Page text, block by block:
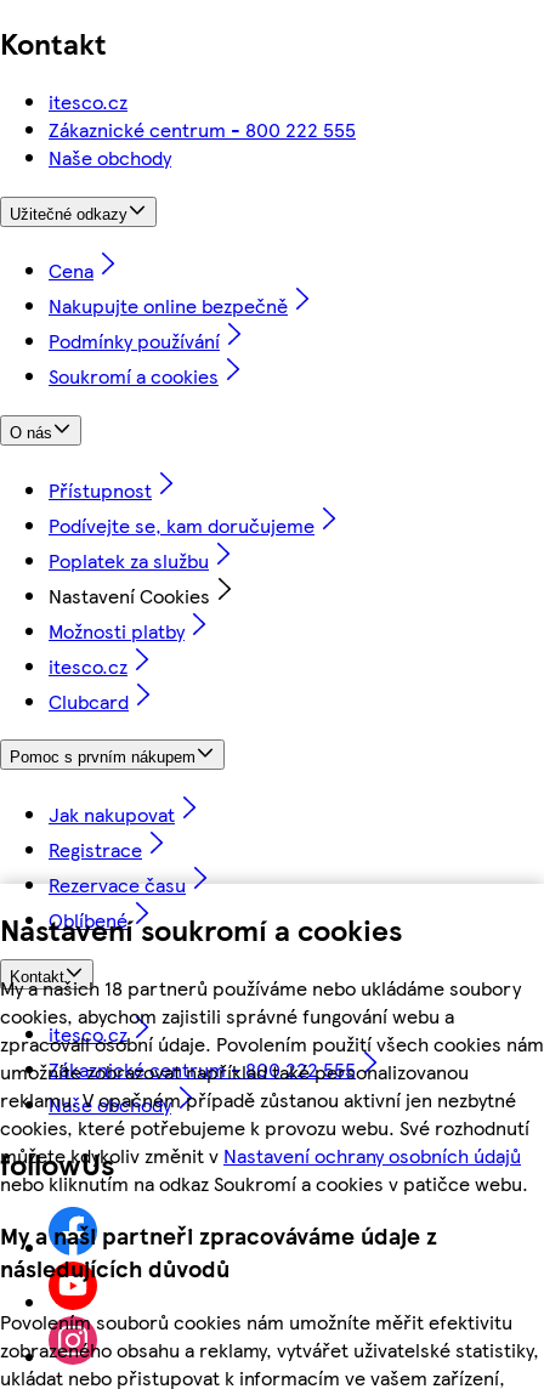
Nastavení soukromí a cookies
My a našich 18 partnerů používáme nebo ukládáme soubory
cookies, abychom zajistili správné fungování webu a
zpracovali osobní údaje. Povolením použití všech cookies nám
umožníte zobrazovat například také personalizovanou
reklamu. V opačném případě zůstanou aktivní jen nezbytné
cookies, které potřebujeme k provozu webu. Své rozhodnutí
můžete kdykoliv změnit v Nastavení ochrany osobních údajů
nebo kliknutím na odkaz Soukromí a cookies v patičce webu.
My a naši partneři zpracováváme údaje z
následujících důvodů
Povolením souborů cookies nám umožníte měřit efektivitu
zobrazeného obsahu a reklamy, vytvářet uživatelské statistiky,
ukládat nebo přistupovat k informacím ve vašem zařízení,
Kontakt
itesco.cz
Zákaznické centrum - 800 222 555
Naše obchody
Užitečné odkazy
Cena
Nakupujte online bezpečně
Podmínky používání
Soukromí a cookies
O nás
Přístupnost
Podívejte se, kam doručujeme
Poplatek za službu
Nastavení Cookies
Možnosti platby
itesco.cz
Clubcard
Pomoc s prvním nákupem
Jak nakupovat
Registrace
Rezervace času
Oblíbené
Kontakt
itesco.cz
Zákaznické centrum - 800 222 555
Naše obchody
followUs